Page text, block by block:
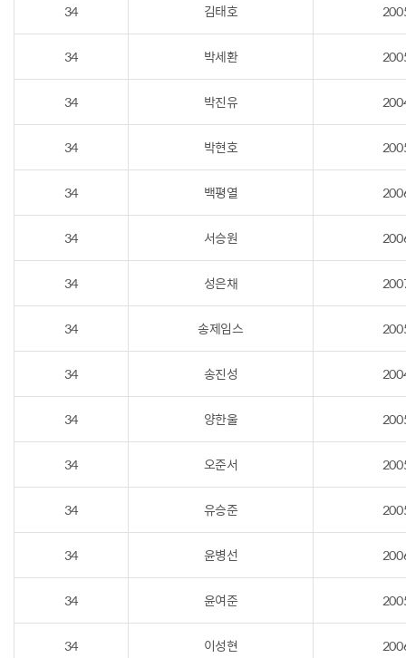
34 김태호
34 박세환
34 박진유
34 박현호
34 백평열
34 서승원
34 성은채
34 송제임스
34 송진성
34 양한울
34 오준서
34 유승준
34 윤병선
34 윤여준
34 이성현